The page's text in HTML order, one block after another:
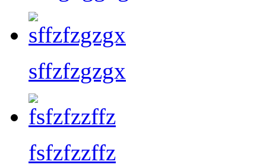
sffzfzgzgx
fsfzfzzffz